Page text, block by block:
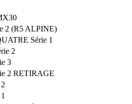
2 (R5 ALPINE)
Série 1
2
3
2 RETIRAGE